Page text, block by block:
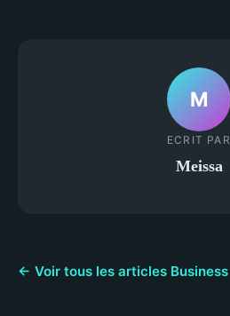
M
ECRIT PAR
Meissa
← Voir tous les articles Business